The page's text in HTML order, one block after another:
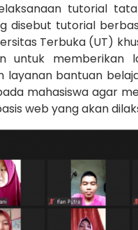
tutorial
disebut tutorial
Terbuka (UT)
untuk memberikan
layanan bantuan
mahasiswa agar
web yang akan